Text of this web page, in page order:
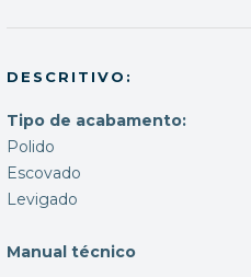
DESCRITIVO:
Tipo de acabamento:
Polido
Escovado
Levigado
Manual técnico